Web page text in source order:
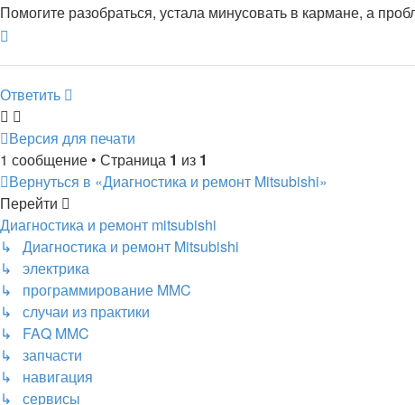
Помогите разобраться, устала минусовать в кармане, а
Ответить
Версия для печати
1 сообщение • Страница 1 из 1
Вернуться в «Диагностика и ремонт Mitsubishi»
Перейти
Диагностика и ремонт mitsubishi
↳ Диагностика и ремонт Mitsubishi
↳ электрика
↳ программирование MMC
↳ случаи из практики
↳ FAQ MMC
↳ запчасти
↳ навигация
↳ сервисы